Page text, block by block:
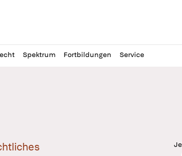
Spektrum Fortbildungen Service